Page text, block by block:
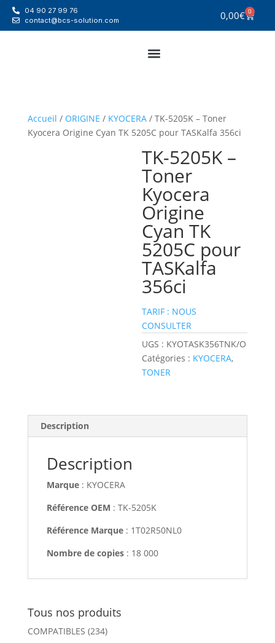
04 90 27 99 76
contact@bcs-solution.com
0,00€ 0
Accueil / ORIGINE / KYOCERA/ TK-5205K – Toner
Kyocera Origine Cyan TK 5205C pour TASKalfa 356ci
TK-5205K –
Toner
Kyocera
Origine
Cyan TK
5205C pour
TASKalfa
356ci
TARIF : NOUS
CONSULTER
UGS : KYOTASK356TNK/O
Catégories : KYOCERA,
TONER
Description
Description
Marque: KYOCERA
Référence OEM : TK-5205K
Référence Marque: 1T02R50NL0
Nombre de copies: 18 000
Tous nos produits
COMPATIBLES (234)